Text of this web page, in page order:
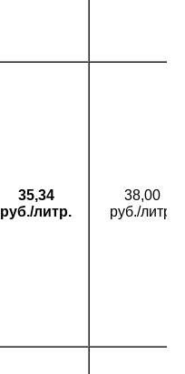
35,34
руб./литр.
38,00
руб./литр.